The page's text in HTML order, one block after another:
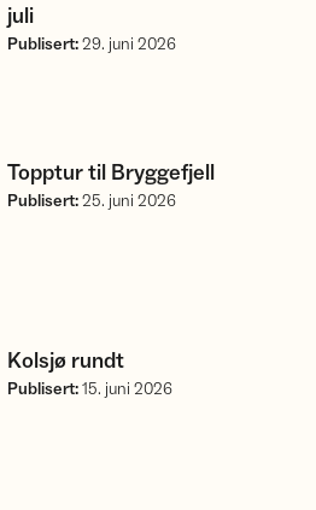
Publisert:29. juni 2026
juli
Publisert:25. juni 2026
Topptur til Bryggefjell
Publisert:15. juni 2026
Kolsjø rundt